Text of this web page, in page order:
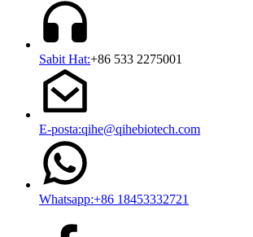
Sabit Hat:+86 533 2275001
E-posta:qihe@qihebiotech.com
Whatsapp:+86 18453332721